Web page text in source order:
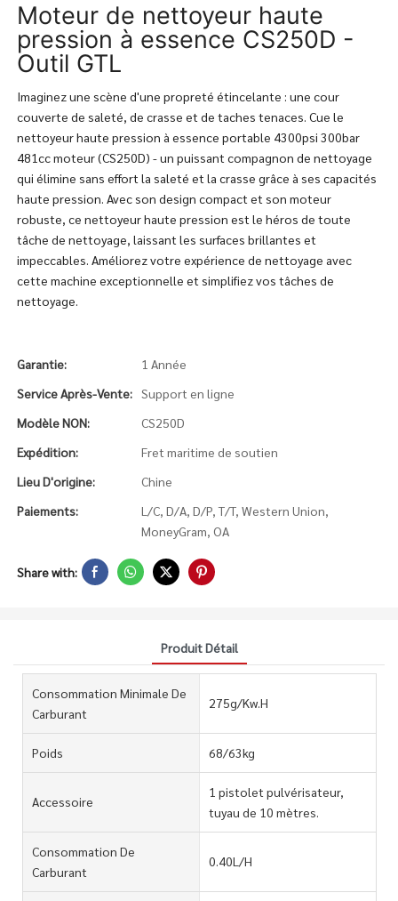
Moteur de nettoyeur haute
pression à essence CS250D -
Outil GTL
Imaginez une scène d'une propreté étincelante : une cour
couverte de saleté, de crasse et de taches tenaces. Cue le
nettoyeur haute pression à essence portable 4300psi 300bar
481cc moteur (CS250D) - un puissant compagnon de nettoyage
qui élimine sans effort la saleté et la crasse grâce à ses capacités
haute pression. Avec son design compact et son moteur
robuste, ce nettoyeur haute pression est le héros de toute
tâche de nettoyage, laissant les surfaces brillantes et
impeccables. Améliorez votre expérience de nettoyage avec
cette machine exceptionnelle et simplifiez vos tâches de
nettoyage.
Garantie:
1 Année
Service Après-Vente: Support en ligne
Modèle NON:
CS250D
Expédition:
Fret maritime de soutien
Lieu D'origine:
Chine
Paiements:
L/C, D/A, D/P, T/T, Western Union,
MoneyGram, OA
Share with:
Produit Détail
Consommation Minimale De
Carburant
275g/Kw.H
Poids 68/63kg
Accessoire
1 pistolet pulvérisateur,
tuyau de 10 mètres.
Consommation De
Carburant
0.40L/H